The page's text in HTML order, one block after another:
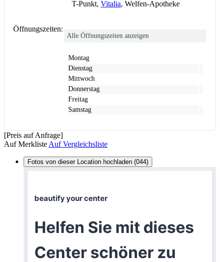
T-Punkt, Vitalia, Welfen-Apotheke
Öffnungszeiten:
Alle Öffnungszeiten anzeigen
Montag
Dienstag
Mittwoch
Donnerstag
Freitag
Samstag
[Preis auf Anfrage]
Auf Merkliste Auf Vergleichsliste
Fotos von dieser Location hochladen (044)